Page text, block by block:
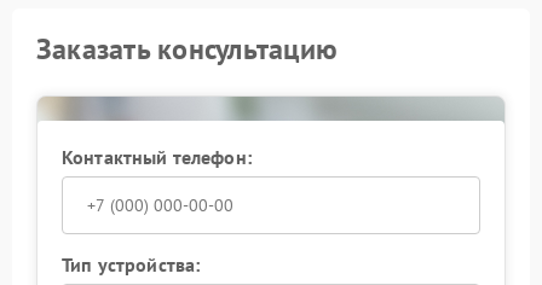
Заказать консультацию
Контактный телефон:
Тип устройства: